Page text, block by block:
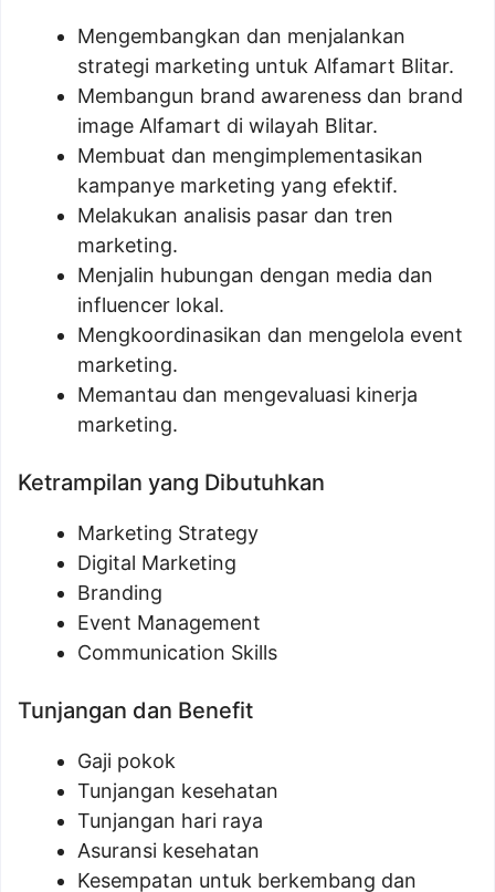
Mengembangkan dan menjalankan
strategi marketing untuk Alfamart Blitar.
Membangun brand awareness dan brand
image Alfamart di wilayah Blitar.
Membuat dan mengimplementasikan
kampanye marketing yang efektif.
Melakukan analisis pasar dan tren
marketing.
Menjalin hubungan dengan media dan
influencer lokal.
Mengkoordinasikan dan mengelola event
marketing.
Memantau dan mengevaluasi kinerja
marketing.
Ketrampilan yang Dibutuhkan
Marketing Strategy
Digital Marketing
Branding
Event Management
Communication Skills
Tunjangan dan Benefit
Gaji pokok
Tunjangan kesehatan
Tunjangan hari raya
Asuransi kesehatan
Kesempatan untuk berkembang dan